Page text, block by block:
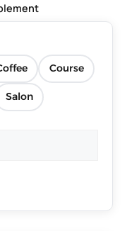
Course
Salon